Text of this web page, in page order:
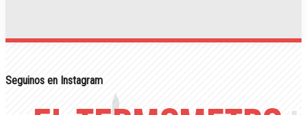
Seguinos en Instagram